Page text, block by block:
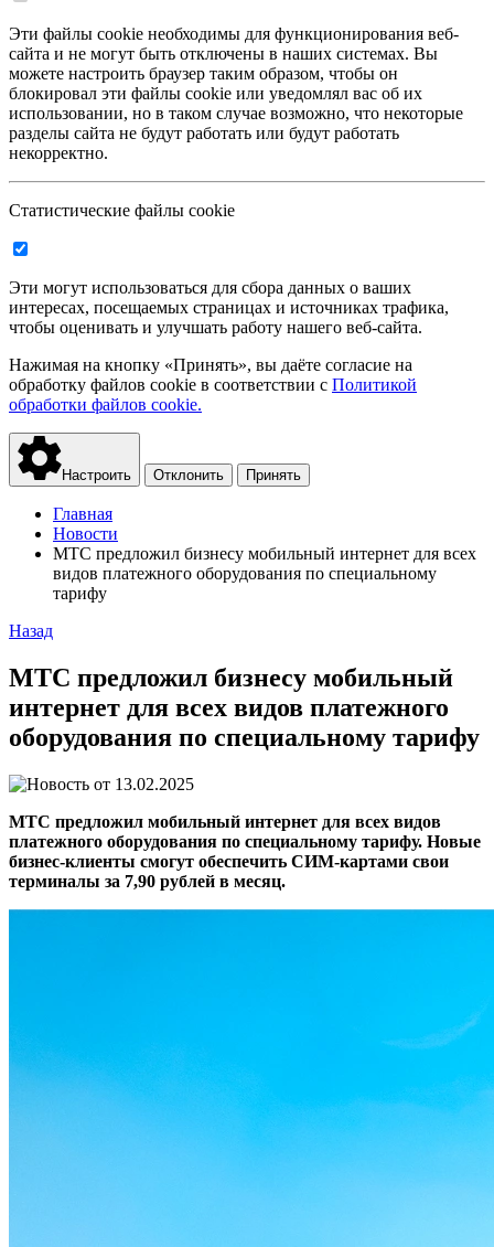
Эти файлы cookie необходимы для функционирования веб-
сайта и не могут быть отключены в наших системах. Вы
можете настроить браузер таким образом, чтобы он
блокировал эти файлы cookie или уведомлял вас об их
использовании, но в таком случае возможно, что некоторые
разделы сайта не будут работать или будут работать
некорректно.
Статистические файлы cookie
Эти могут использоваться для сбора данных о ваших
интересах, посещаемых страницах и источниках трафика,
чтобы оценивать и улучшать работу нашего веб-сайта.
Нажимая на кнопку «Принять», вы даёте согласие на
обработку файлов cookie в соответствии с Политикой
обработки файлов cookie.
Настроить Отклонить Принять
Главная
Новости
МТС предложил бизнесу мобильный интернет для всех
видов платежного оборудования по специальному
тарифу
Назад
МТС предложил бизнесу мобильный
интернет для всех видов платежного
оборудования по специальному тарифу
13.02.2025
МТС предложил мобильный интернет для всех видов
платежного оборудования по специальному тарифу. Новые
бизнес-клиенты смогут обеспечить СИМ-картами свои
терминалы за 7,90 рублей в месяц.